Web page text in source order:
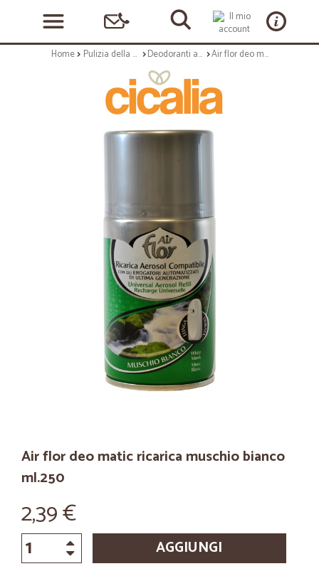
Home Pulizia della casa Deodoranti ambienti Air flor deo matic ricarica muschio bianco ml.250
Air flor deo matic ricarica muschio bianco
ml.250
2,39 €
AGGIUNGI